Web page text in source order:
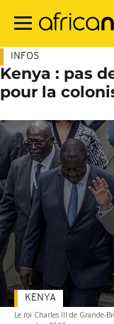
contenu
INFOS
Kenya : pas
pour la
Le roi Charles III de Grande-
KENYA